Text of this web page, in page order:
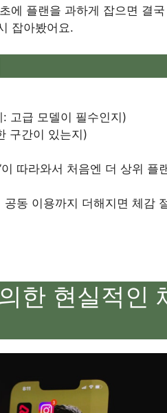
에 플랜을 과하게 잡으면 결국
잡아봤어요.
: 고급 모델이 필수인지)
구간이 있는지)
따라와서 처음엔 더 상위 플
동 이용까지 더해지면 체감
한 현실적인